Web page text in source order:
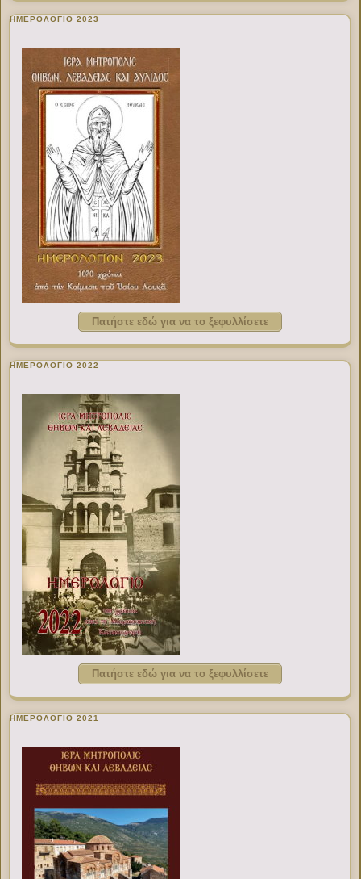
ΗΜΕΡΟΛΟΓΙΟ 2023
Πατήστε εδώ για να το ξεφυλλίσετε
ΗΜΕΡΟΛΟΓΙΟ 2022
Πατήστε εδώ για να το ξεφυλλίσετε
ΗΜΕΡΟΛΟΓΙΟ 2021